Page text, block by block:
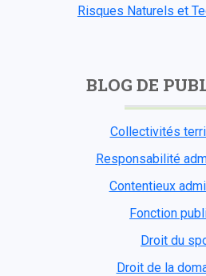
Risques Naturels et
BLOG DE
Collectivités
Responsabilité
Contentieux
Fonction
Droit du
Droit de la